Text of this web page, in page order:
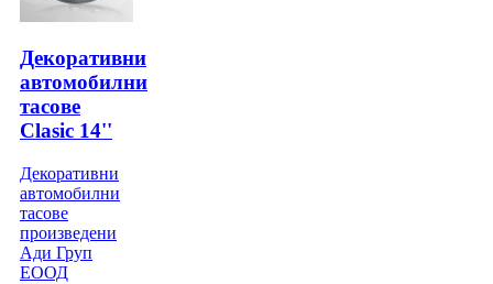
Декоративни
автомобилни
тасове
Clasic 14''
Декоративни
автомобилни
тасове
произведени
Ади Груп
ЕООД